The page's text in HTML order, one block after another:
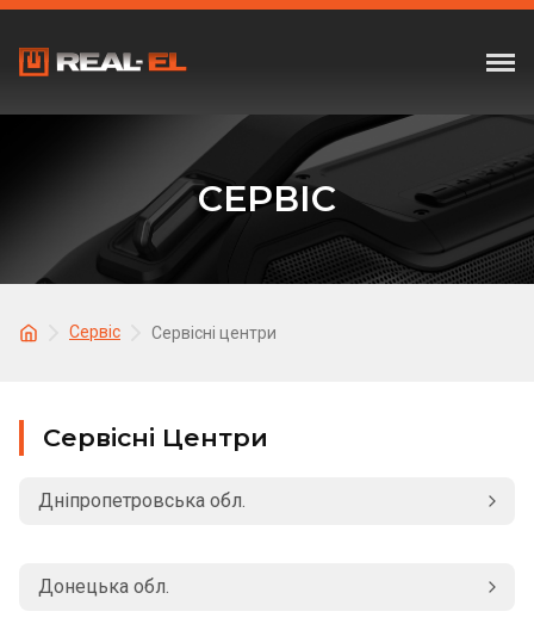
СЕРВІС
Сервіс Сервісні центри
Сервісні Центри
Дніпропетровська обл.
Донецька обл.